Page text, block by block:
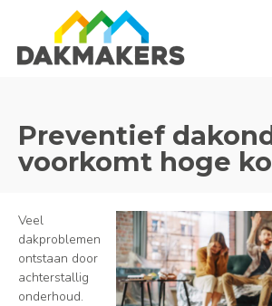
Preventief
voorkomt hoge
Veel
dakproblemen
ontstaan door
achterstallig
onderhoud.